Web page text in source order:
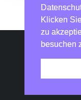
Klicken
zu
besuchen